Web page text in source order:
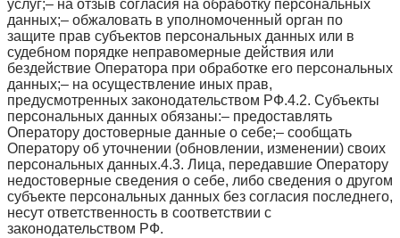
услуг;– на отзыв согласия на обработку персональных
данных;– обжаловать в уполномоченный орган по
защите прав субъектов персональных данных или в
судебном порядке неправомерные действия или
бездействие Оператора при обработке его персональных
данных;– на осуществление иных прав,
предусмотренных законодательством РФ.4.2. Субъекты
персональных данных обязаны:– предоставлять
Оператору достоверные данные о себе;– сообщать
Оператору об уточнении (обновлении, изменении) своих
персональных данных.4.3. Лица, передавшие Оператору
недостоверные сведения о себе, либо сведения о другом
субъекте персональных данных без согласия последнего,
несут ответственность в соответствии с
законодательством РФ.